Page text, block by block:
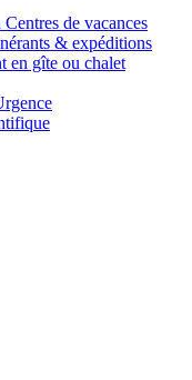
Centres de vacances
& expéditions
en gîte ou chalet